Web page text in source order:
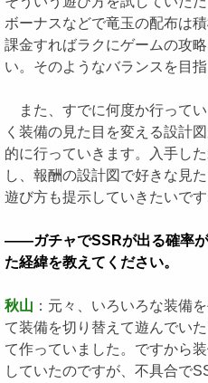
ボーナスなどで竜玉の配布は
課金すればラクにゲームの攻
い。そのようなバランスを目指
また、すでに何度か行って
く装備の見た目を変える設計
的に行っていきます。入手し
し、報酬の設計図で好きな見
遊び方も提示していきたいです
――ガチャでSSRが出る確率
た経緯を教えてください。
秋山 ：元々、いろいろな装備
て装備を切り替えて遊んでい
て作っていました。ですから
していたのですが、不具合で